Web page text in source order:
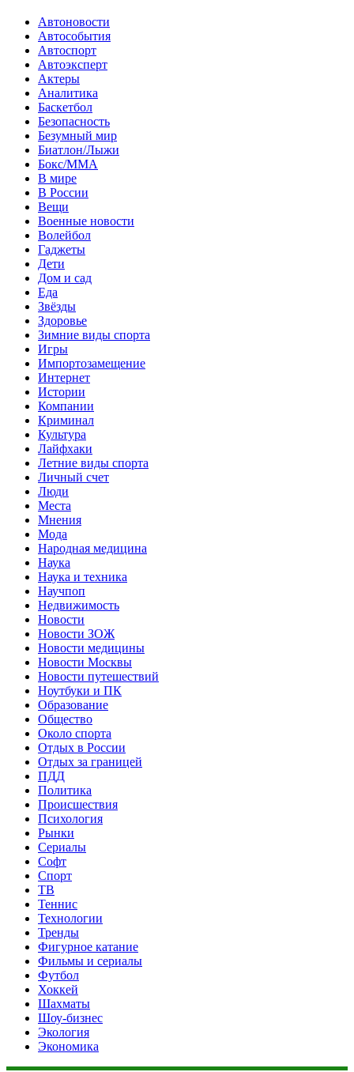
Автоновости
Автособытия
Автоспорт
Автоэксперт
Актеры
Аналитика
Баскетбол
Безопасность
Безумный мир
Биатлон/Лыжи
Бокс/MMA
В мире
В России
Вещи
Военные новости
Волейбол
Гаджеты
Дети
Дом и сад
Еда
Звёзды
Здоровье
Зимние виды спорта
Игры
Импортозамещение
Интернет
Истории
Компании
Криминал
Культура
Лайфхаки
Летние виды спорта
Личный счет
Люди
Места
Мнения
Мода
Народная медицина
Наука
Наука и техника
Научпоп
Недвижимость
Новости
Новости ЗОЖ
Новости медицины
Новости Москвы
Новости путешествий
Ноутбуки и ПК
Образование
Общество
Около спорта
Отдых в России
Отдых за границей
ПДД
Политика
Происшествия
Психология
Рынки
Сериалы
Софт
Спорт
ТВ
Теннис
Технологии
Тренды
Фигурное катание
Фильмы и сериалы
Футбол
Хоккей
Шахматы
Шоу-бизнес
Экология
Экономика